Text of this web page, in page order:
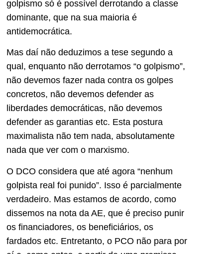
golpismo só é possível derrotando a classe
dominante, que na sua maioria é
antidemocrática.
Mas daí não deduzimos a tese segundo a
qual, enquanto não derrotamos “o golpismo”,
não devemos fazer nada contra os golpes
concretos, não devemos defender as
liberdades democráticas, não devemos
defender as garantias etc. Esta postura
maximalista não tem nada, absolutamente
nada que ver com o marxismo.
O DCO considera que até agora “nenhum
golpista real foi punido”. Isso é parcialmente
verdadeiro. Mas estamos de acordo, como
dissemos na nota da AE, que é preciso punir
os financiadores, os beneficiários, os
fardados etc. Entretanto, o PCO não para por